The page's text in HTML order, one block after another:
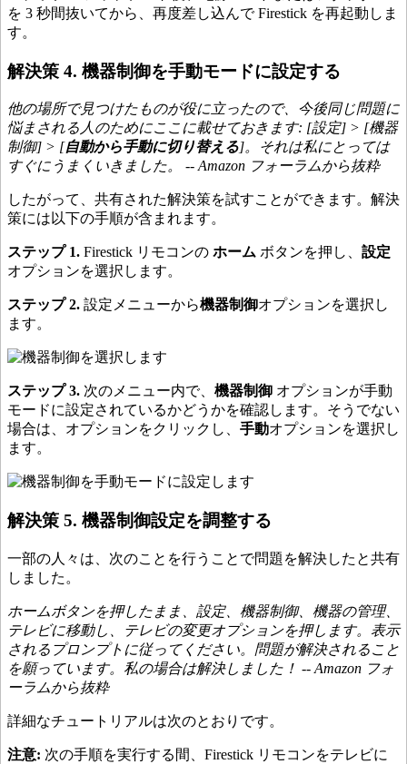
を 3 秒間抜いてから、再度差し込んで Firestick を再起動しま
す。
解決策 4. 機器制御を手動モードに設定する
他の場所で見つけたものが役に立ったので、今後同じ問題に
悩まされる人のためにここに載せておきます: [設定] > [機器
制御] > [自動から手動に切り替える]。それは私にとっては
すぐにうまくいきました。 -- Amazon フォーラムから抜粋
したがって、共有された解決策を試すことができます。解決
策には以下の手順が含まれます。
ステップ 1. Firestick リモコンの ホーム ボタンを押し、 設定
オプションを選択します。
ステップ 2. 設定メニューから機器制御オプションを選択し
ます。
ステップ 3. 次のメニュー内で、 機器制御 オプションが手動
モードに設定されているかどうかを確認します。そうでない
場合は、オプションをクリックし、 手動オプションを選択し
ます。
解決策 5. 機器制御設定を調整する
一部の人々は、次のことを行うことで問題を解決したと共有
しました。
ホームボタンを押したまま、設定、機器制御、機器の管理、
テレビに移動し、テレビの変更オプションを押します。表示
されるプロンプトに従ってください。問題が解決されること
を願っています。私の場合は解決しました！ -- Amazon フォ
ーラムから抜粋
詳細なチュートリアルは次のとおりです。
注意: 次の手順を実行する間、Firestick リモコンをテレビに